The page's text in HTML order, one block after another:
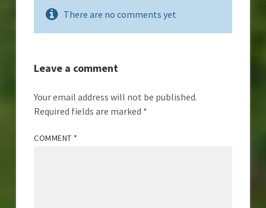
There are no comments yet
Leave a comment
Your email address will not be published.
Required fields are marked *
COMMENT *